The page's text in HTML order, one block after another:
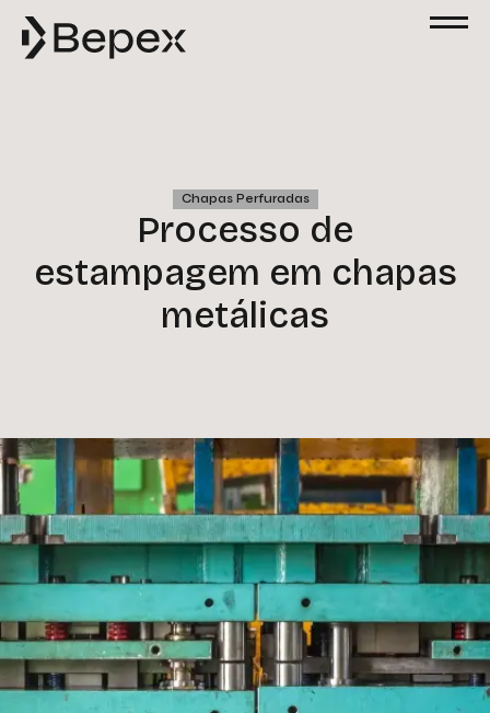
Chapas Perfuradas
Processo de
estampagem em chapas
metálicas